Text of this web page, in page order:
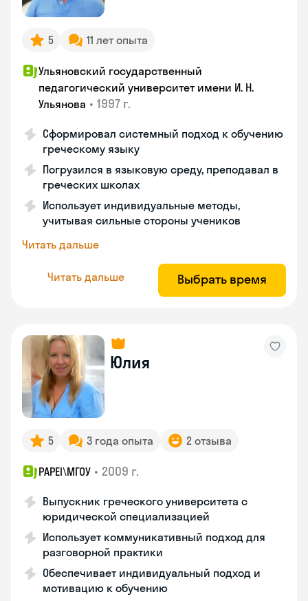
5 11 лет опыта
Ульяновский государственный
педагогический университет имени И. Н.
Ульянова • 1997 г.
Сформировал системный подход к обучению
греческому языку
Погрузился в языковую среду, преподавал в
греческих школах
Использует индивидуальные методы,
учитывая сильные стороны учеников
Читать дальше
Читать дальше Выбрать время
Юлия
5 3 года опыта 2 отзыва
PAPEI\MГОУ • 2009 г.
Выпускник греческого университета с
юридической специализацией
Использует коммуникативный подход для
разговорной практики
Обеспечивает индивидуальный подход и
мотивацию к обучению